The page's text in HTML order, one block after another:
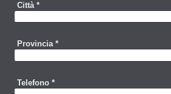
Città*
Provincia*
Telefono *